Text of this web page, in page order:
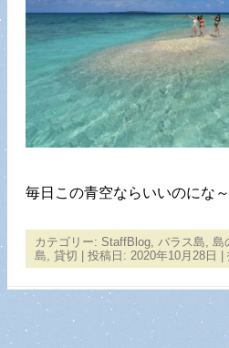
毎日この青空ならいいのにな～
カテゴリー: StaffBlog, バラス島, 島
島, 貸切 | 投稿日: 2020年10月28日